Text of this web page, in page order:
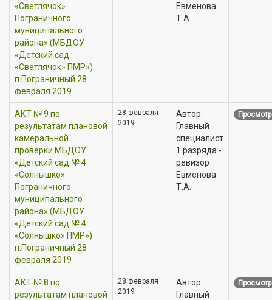
«Светлячок»
Пограничного
муниципального
района» (МБДОУ
«Детский сад
«Светлячок» ПМР»)
п.Пограничный 28
февраля 2019
Евменова
Т.А.
АКТ № 9 по
результатам плановой
камеральной
проверки МБДОУ
«Детский сад № 4
«Солнышко»
Пограничного
муниципального
района» (МБДОУ
«Детский сад № 4
«Солнышко» ПМР»)
п.Пограничный 28
февраля 2019
28 февраля
2019
Автор:
Главный
специалист
1 разряда -
ревизор
Евменова
Т.А.
АКТ № 8 по
результатам плановой
28 февраля
2019
Автор:
Главный